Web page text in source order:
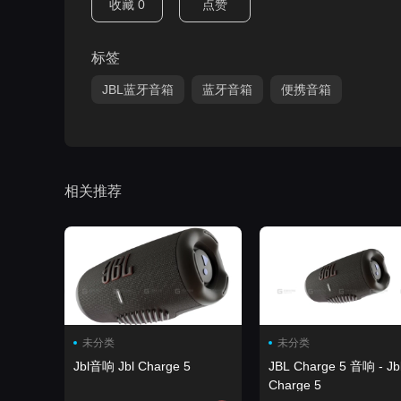
收藏 0 点赞
标签
JBL蓝牙音箱 蓝牙音箱 便携音箱
相关推荐
未分类
Jbl音响 Jbl Charge 5
未分类
JBL Charge 5 音响 -
Charge 5